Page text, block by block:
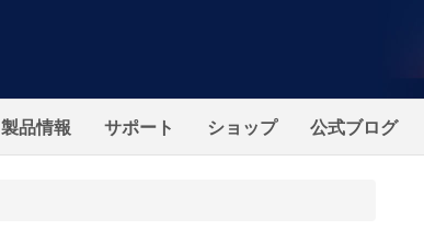
製品情報 サポート ショップ 公式ブログ